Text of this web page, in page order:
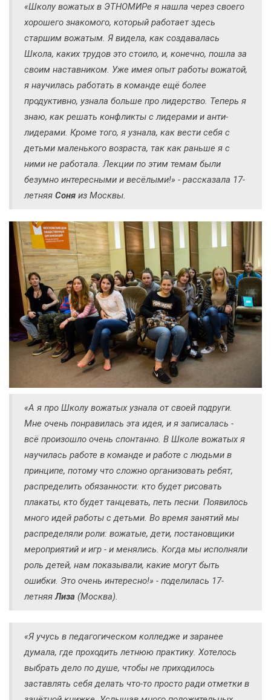
«Школу вожатых в ЭТНОМИРе я нашла через своего
хорошего знакомого, который работает здесь
старшим вожатым. Я видела, как создавалась
Школа, каких трудов это стоило, и, конечно, пошла за
своим наставником. Уже имея опыт работы вожатой,
я научилась работать в команде ещё более
продуктивно, узнала больше про лидерство. Теперь я
знаю, как решать конфликты с лидерами и анти-
лидерами. Кроме того, я узнала, как вести себя с
детьми маленького возраста, так как раньше я с
ними не работала. Лекции по этим темам были
безумно интересными и весёлыми!» - рассказала 17-
летняя Соня из Москвы.
«А я про Школу вожатых узнала от своей подруги.
Мне очень понравилась эта идея, и я записалась -
всё произошло очень спонтанно. В Школе вожатых я
научилась работе в команде и работе с людьми в
принципе, потому что сложно организовать ребят,
распределить обязанности: кто будет рисовать
плакаты, кто будет танцевать, петь песни. Появилось
много идей работы с детьми. Во время занятий мы
распределяли роли: вожатые, дети, постановщики
мероприятий и игр - и менялись. Когда мы исполняли
роль детей, нам показывали, какие могут быть
ошибки. Это очень интересно!» - поделилась 17-
летняяЛиза (Москва).
«Я учусь в педагогическом колледже и заранее
думала, где проходить летнюю практику. Хотелось
выбрать дело по душе, чтобы не приходилось
заставлять себя делать что-то просто ради отметки в